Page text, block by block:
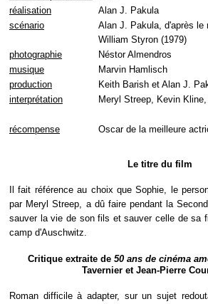
réalisation
Alan J. Pakula
scénario
Alan J. Pakula, d'après le
William Styron (1979)
photographie
Néstor Almendros
musique
Marvin Hamlisch
production
Keith Barish et Alan J.
interprétation
Meryl Streep, Kevin
récompense Oscar de la meilleure
Le titre du film
Il fait référence au choix que Sophie, le
par Meryl Streep, a dû faire pendant la
sauver la vie de son fils et sauver celle de sa
camp d'Auschwitz.
Critique extraite de 50 ans de cinéma
Tavernier et Jean-Pierre
Roman difficile à adapter, sur un sujet